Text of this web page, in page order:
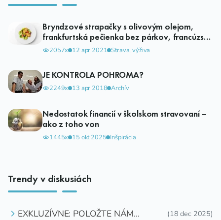
Bryndzové strapačky s olivovým olejom,
frankfurtská pečienka bez párkov, francúzske
zemiaky bez šunky. Výmysel alebo realita?
2057x 12 apr 2021 Strava, výživa
JE KONTROLA POHROMA?
2249x 13 apr 2018 Archív
Nedostatok financií v školskom stravovaní –
ako z toho von
1445x 15 okt 2025 Inšpirácia
Trendy v diskusiách
EXKLUZÍVNE: POLOŽTE NÁM
(18 dec 2025)